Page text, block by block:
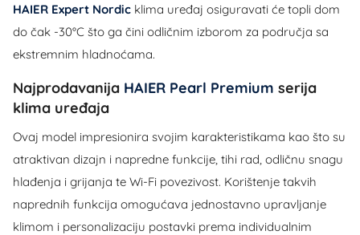
HAIER Expert Nordic klima uređaj osiguravati će topli dom
do čak -30°C što ga čini odličnim izborom za područja sa
ekstremnim hladnoćama.
Najprodavanija HAIER Pearl Premium serija
klima uređaja
Ovaj model impresionira svojim karakteristikama kao što su
atraktivan dizajn i napredne funkcije, tihi rad, odličnu snagu
hlađenja i grijanja te Wi-Fi povezivost. Korištenje takvih
naprednih funkcija omogućava jednostavno upravljanje
klimom i personalizaciju postavki prema individualnim